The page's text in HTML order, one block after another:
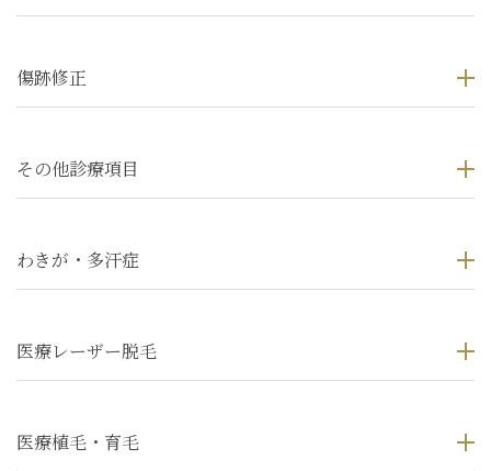
傷跡修正
その他診療項目
わきが・多汗症
医療レーザー脱毛
医療植毛・育毛